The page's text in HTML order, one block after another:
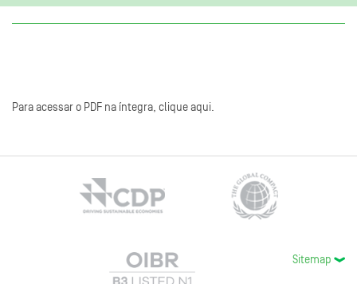
Para acessar o PDF na íntegra, clique aqui.
Sitemap